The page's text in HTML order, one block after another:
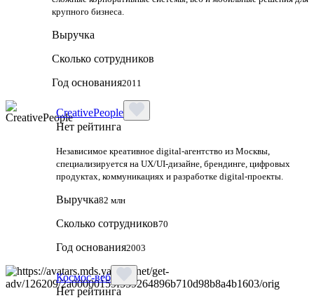
крупного бизнеса.
Выручка
Сколько сотрудников
Год основания2011
CreativePeople
Нет рейтинга
Независимое креативное digital‑агентство из Москвы,
специализируется на UX/UI‑дизайне, брендинге, цифровых
продуктах, коммуникациях и разработке digital‑проекты.
Выручка82 млн
Сколько сотрудников70
Год основания2003
Космос-веб
Нет рейтинга